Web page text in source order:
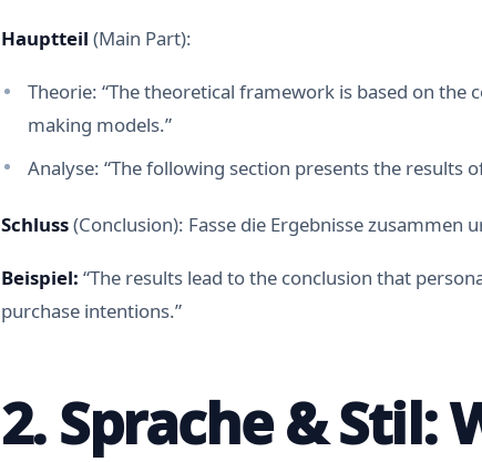
Hauptteil (Main Part):
Theorie: “The theoretical framework is based on the
making models.”
Analyse: “The following section presents the results
Schluss(Conclusion): Fasse die Ergebnisse zusammen
Beispiel: “The results lead to the conclusion that
purchase intentions.”
2. Sprache & Stil: